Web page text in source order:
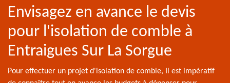
Envisagez en avance le devis
pour l'isolation de comble à
Entraigues Sur La Sorgue
Pour effectuer un projet d'isolation de comble, Il est impératif